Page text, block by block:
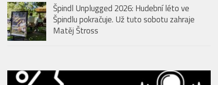
Špindl Unplugged 2026: Hudební léto ve
Špindlu pokračuje. Už tuto sobotu zahraje
Matěj Štross